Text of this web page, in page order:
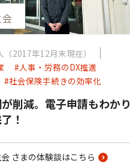
2017年12月末現在）
#人事・労務のDX推進
#社会保険手続きの効率化
削減。電子申請もわかり
！
さまの体験談はこちら